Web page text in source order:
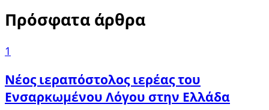
Πρόσφατα άρθρα
1
Νέος ιεραπόστολος ιερέας του
Ενσαρκωμένου Λόγου στην Ελλάδα